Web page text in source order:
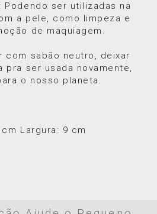
Podendo ser utilizadas na
a pele, como limpeza e
de maquiagem.
com sabão neutro, deixar
pra ser usada novamente,
o nosso planeta.
Largura: 9 cm